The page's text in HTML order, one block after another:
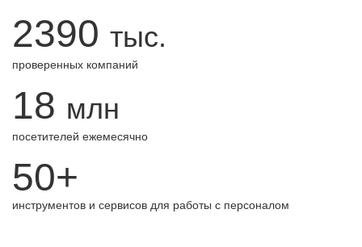
2390 тыс.
проверенных компаний
18 млн
посетителей ежемесячно
50+
инструментов и сервисов для работы с персоналом